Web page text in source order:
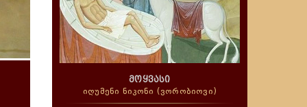
მოყვასი
იღუმენი ნიკონი (ვორობიოვი)